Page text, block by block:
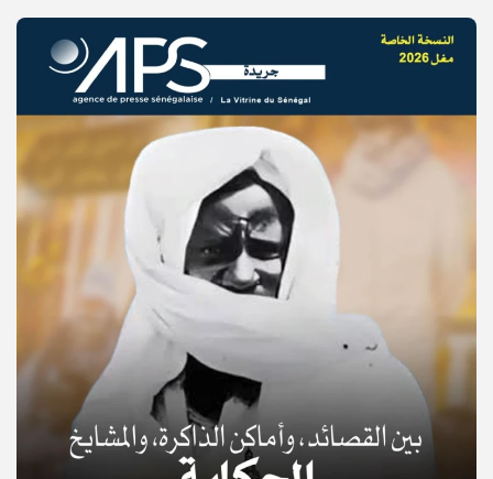
© Copyright 2025, APS